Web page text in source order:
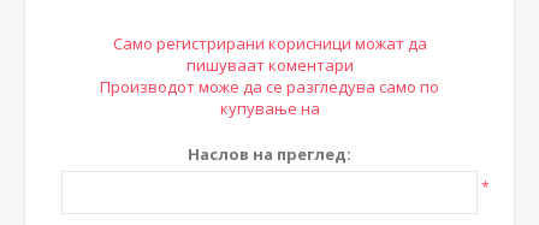
Само регистрирани корисници можат да
пишуваат коментари
Производот може да се разгледува само по
купување на
Наслов на преглед:
*